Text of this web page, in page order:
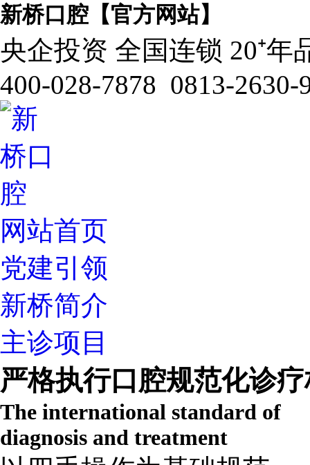
新桥口腔【官方网站】
央企投资 全国连锁 20⁺年
400-028-7878 0813-2630-
网站首页
党建引领
新桥简介
主诊项目
严格执行口腔规范化诊
The international standard of
diagnosis and treatment